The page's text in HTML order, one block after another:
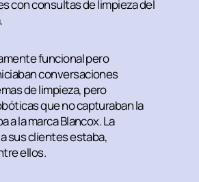
con consultas de limpieza del
funcional pero
conversaciones
de limpieza, pero
que no capturaban la
a la marca Blancox. La
sus clientes estaba,
ellos.